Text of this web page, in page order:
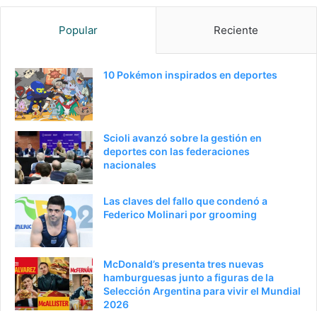
Popular Reciente
10 Pokémon inspirados en deportes
Scioli avanzó sobre la gestión en
deportes con las federaciones
nacionales
Las claves del fallo que condenó a
Federico Molinari por grooming
McDonald’s presenta tres nuevas
hamburguesas junto a figuras de la
Selección Argentina para vivir el Mundial
2026